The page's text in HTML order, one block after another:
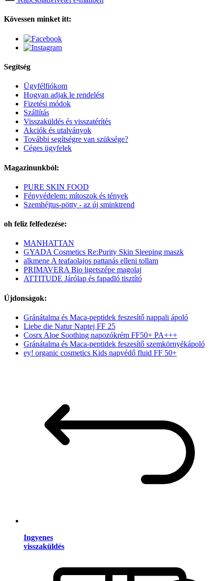
Kövessen minket itt:
Segítség
Ügyfélfiókom
Hogyan adjak le rendelést
Fizetési módok
Szállítás
Visszaküldés és visszatérítés
Akciók és utalványok
További segítségre van szüksége?
Céges ügyfelek
Magazinunkból:
PURE SKIN FOOD
Fényvédelem: mítoszok és tények
Szemhéjtus-pötty - az új sminktrend
oh feliz felfedezése:
MANHATTAN
GYADA Cosmetics Re:Purity Skin Sleeping maszk
alkmene A teafaolajos pattanás elleni tollam
PRIMAVERA Bio ligetszépe magolaj
ATTITUDE Járólap és fapadló tisztító
Újdonságok:
Gránátalma és Maca-peptidek feszesítő nappali ápoló
Liebe die Natur Naptej FF 25
Cosrx Aloe Soothing napozókrém FF50+ PA+++
Gránátalma és Maca-peptidek feszesítő szemkörnyékápoló
ey! organic cosmetics Kids napvédő fluid FF 50+
Ingyenes
visszaküldés